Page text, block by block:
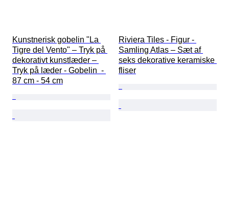
Kunstnerisk gobelin "La
Tigre del Vento" – Tryk på
dekorativt kunstlæder –
Tryk på læder - Gobelin  -
87 cm - 54 cm
Riviera Tiles - Figur -
Samling Atlas – Sæt af
seks dekorative keramiske
fliser